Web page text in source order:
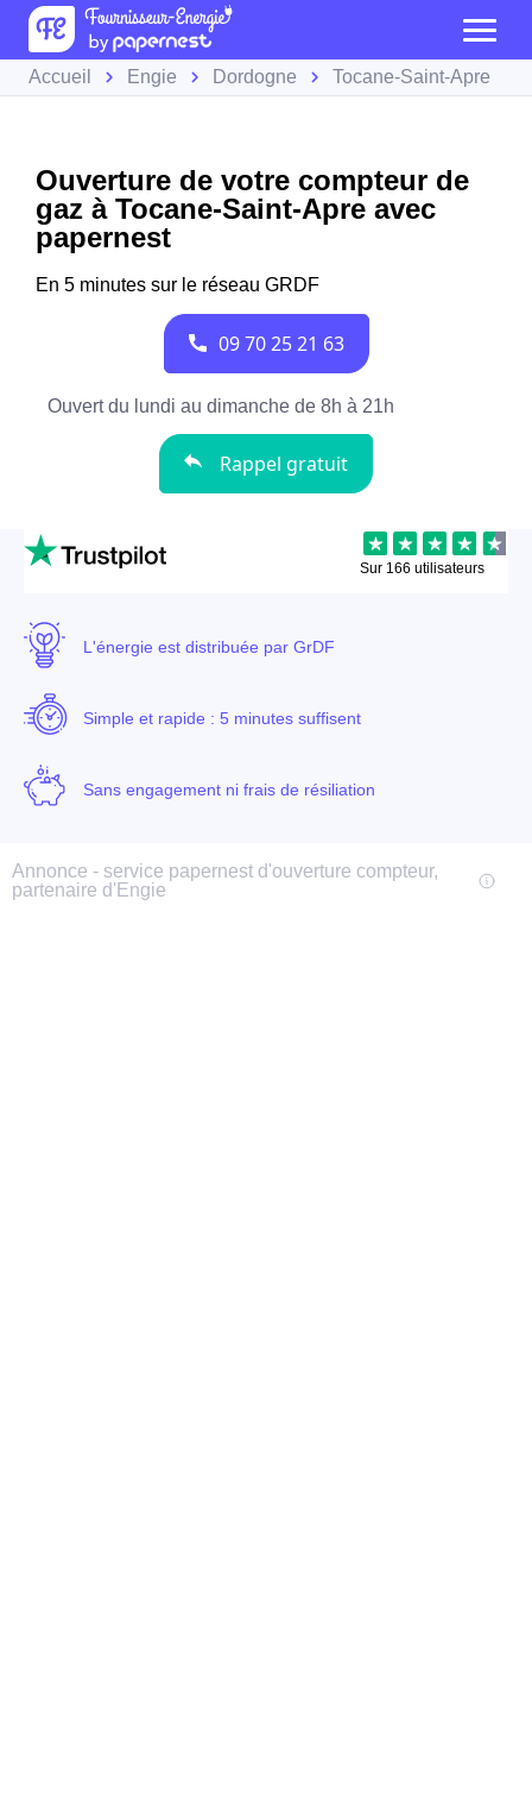
Accueil Engie Dordogne Tocane-Saint-Apre